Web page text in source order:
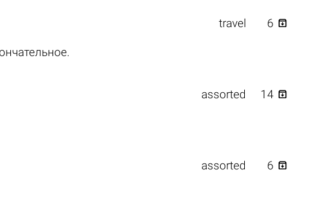
travel 6 
assorted 14 
assorted 6 